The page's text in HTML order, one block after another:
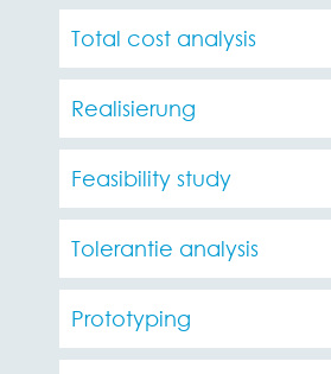
Total cost analysis
Realisierung
Feasibility study
Tolerantie analysis
Prototyping